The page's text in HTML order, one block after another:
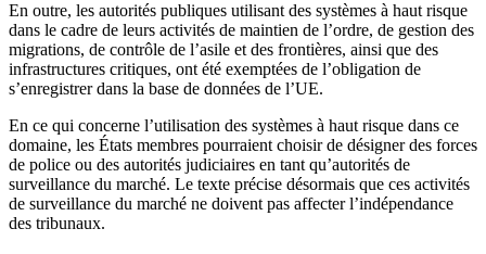
En outre, les autorités publiques utilisant des systèmes à haut risque
dans le cadre de leurs activités de maintien de l’ordre, de gestion des
migrations, de contrôle de l’asile et des frontières, ainsi que des
infrastructures critiques, ont été exemptées de l’obligation de
s’enregistrer dans la base de données de l’UE.
En ce qui concerne l’utilisation des systèmes à haut risque dans ce
domaine, les États membres pourraient choisir de désigner des forces
de police ou des autorités judiciaires en tant qu’autorités de
surveillance du marché. Le texte précise désormais que ces activités
de surveillance du marché ne doivent pas affecter l’indépendance
des tribunaux.